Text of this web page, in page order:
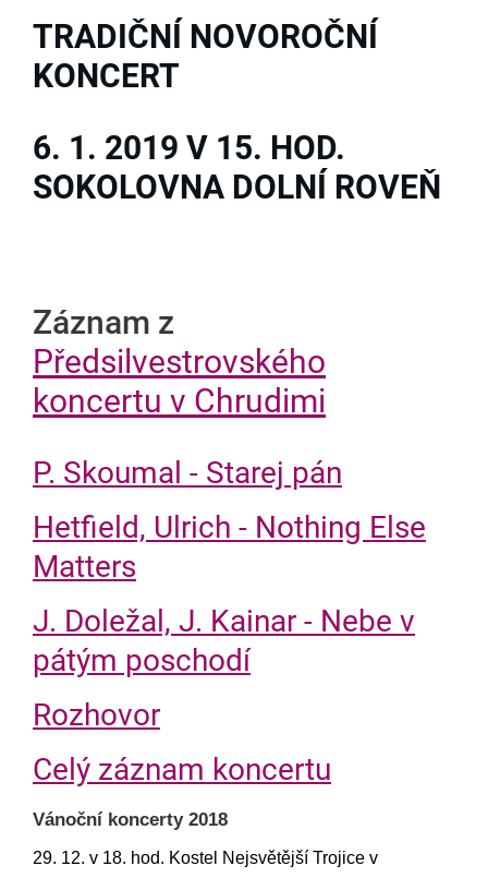
TRADIČNÍ NOVOROČNÍ
KONCERT
6. 1. 2019 V 15. HOD.
SOKOLOVNA DOLNÍ ROVEŇ
Záznam z
Předsilvestrovského
koncertu v Chrudimi
P. Skoumal - Starej pán
Hetfield, Ulrich - Nothing Else
Matters
J. Doležal, J. Kainar - Nebe v
pátým poschodí
Rozhovor
Celý záznam koncertu
Vánoční koncerty 2018
29. 12. v 18. hod. Kostel Nejsvětější Trojice v